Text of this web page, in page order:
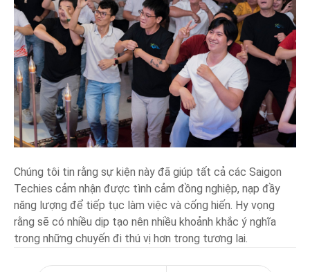
Chúng tôi tin rằng sự kiện này đã giúp tất cả các Saigon
Techies cảm nhận được tình cảm đồng nghiệp, nạp đầy
năng lượng để tiếp tục làm việc và cống hiến. Hy vọng
rằng sẽ có nhiều dịp tạo nên nhiều khoảnh khắc ý nghĩa
trong những chuyến đi thú vị hơn trong tương lai.